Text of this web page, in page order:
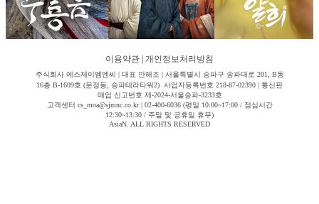
이용약관 개인정보처리방침
주식회사 에스제이엠엔씨 | 대표 안해조 | 서울특별시 송파구 송파대로 201, B동
16층 B-1609호 (문정동, 송파테라타워2) 사업자등록번호 218-87-02390 | 통신판
매업 신고번호 제-2024-서울송파-3233호
고객센터 cs_moa@sjmnc.co.kr | 02-400-6036 (평일 10:00~17:00 / 점심시간
12:30~13:30 / 주말 및 공휴일 휴무)
AsiaN. ALL RIGHTS RESERVED